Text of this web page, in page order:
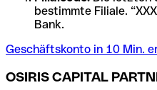
bestimmte Filiale.
Bank.
Geschäftskonto in 10 Min.
OSIRIS CAPITAL